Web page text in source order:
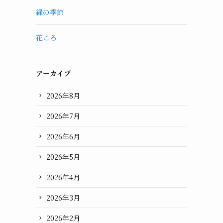
緑の季節
花ころ
アーカイブ
2026年8月
2026年7月
2026年6月
2026年5月
2026年4月
2026年3月
2026年2月